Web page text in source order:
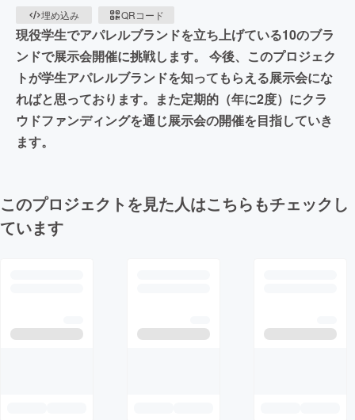
埋め込み
QRコード
現役学生でアパレルブランドを立ち上げている10のブラ
ンドで展示会開催に挑戦します。 今後、このプロジェク
トが学生アパレルブランドを知ってもらえる展示会にな
ればと思っております。また定期的（年に2度）にクラ
ウドファンディングを通じ展示会の開催を目指していき
ます。
このプロジェクトを見た人はこちらもチェックし
ています